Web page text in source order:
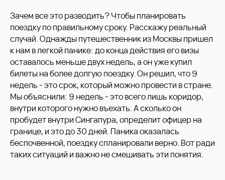
Зачем все это разводить? Чтобы планировать
поездку по правильному сроку. Расскажу реальный
случай. Однажды путешественник из Москвы пришел
к нам в легкой панике: до конца действия его визы
оставалось меньше двух недель, а он уже купил
билеты на более долгую поездку. Он решил, что 9
недель - это срок, который можно провести в стране.
Мы объяснили: 9 недель - это всего лишь коридор,
внутри которого нужно въехать. А сколько он
пробудет внутри Сингапура, определит офицер на
границе, и это до 30 дней. Паника оказалась
беспочвенной, поездку спланировали верно. Вот ради
таких ситуаций и важно не смешивать эти понятия.